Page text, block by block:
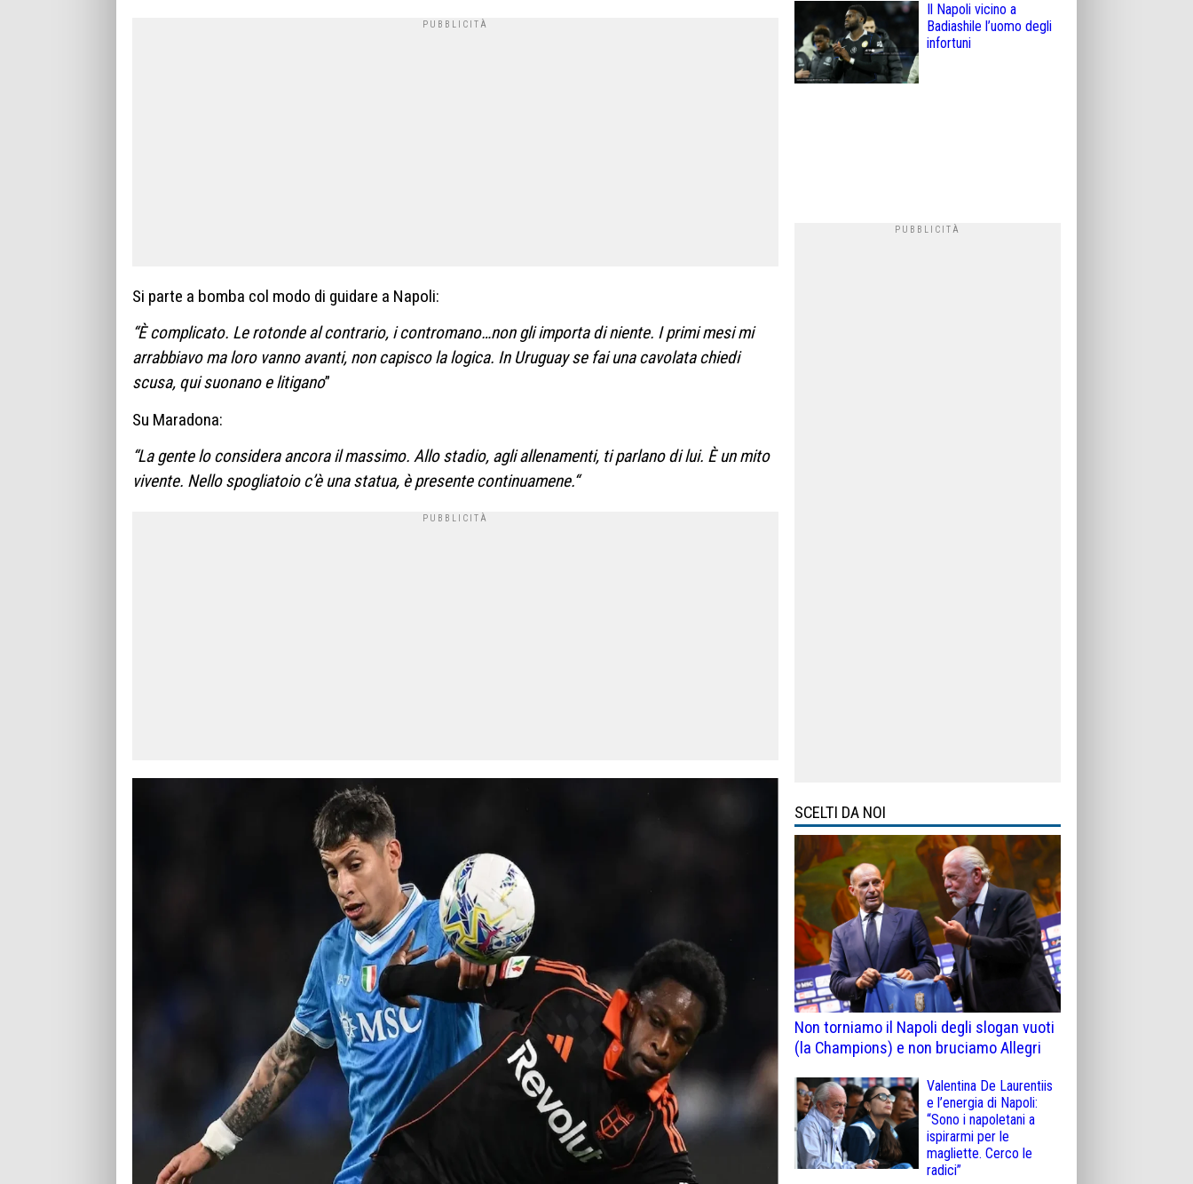
Si parte a bomba col modo di guidare a Napoli:
“È complicato. Le rotonde al contrario, i contromano…non gli importa di niente. I primi mesi mi
arrabbiavo ma loro vanno avanti, non capisco la logica. In Uruguay se fai una cavolata chiedi
scusa, qui suonano e litigano”
Su Maradona:
“La gente lo considera ancora il massimo. Allo stadio, agli allenamenti, ti parlano di lui. È un mito
vivente. Nello spogliatoio c’è una statua, è presente continuamene.“
Il Napoli vicino a
Badiashile l’uomo degli
infortuni
SCELTI DA NOI
Non torniamo il Napoli degli slogan vuoti
(la Champions) e non bruciamo Allegri
Valentina De Laurentiis
e l’energia di Napoli:
“Sono i napoletani a
ispirarmi per le
magliette. Cerco le
radici”